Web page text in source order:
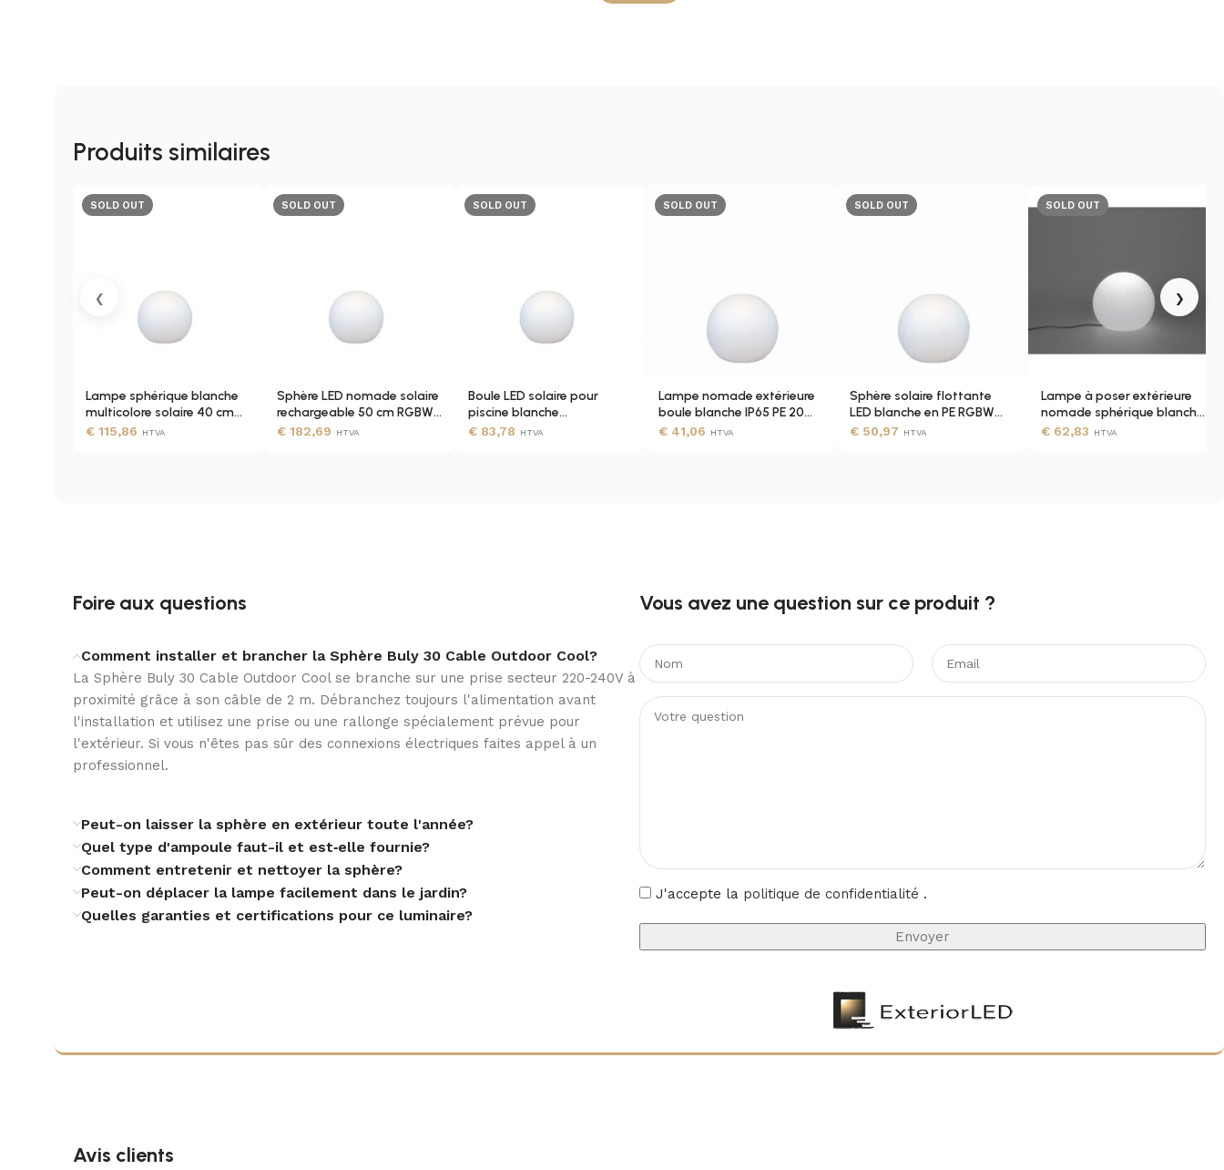
SÉRIE DE PRODUITS
COULEUR Blanc
Produits similaires
SOLD OUT
Lampe sphérique blanche
multicolore solaire 40 cm
flottante
€ 115,86 HTVA
SOLD OUT
Sphère LED nomade solaire
rechargeable 50 cm RGBW
blanche IP65
€182,69 HTVA
SOLD OUT
Boule LED solaire pour
piscine blanche
rechargeable RGBW IP68
€83,78 HTVA
SOLD OUT
Lampe nomade extérieure
boule blanche IP65 PE 20
cm câble 2m E27
€ 41,06 HTVA
SOLD OUT
Sphère solaire flottante
LED blanche en PE RGBW
rechargeable IP68
€ 50,97 HTVA
SOLD OUT
Lampe à poser extérieure
nomade sphérique blanche
40 cm IP65
€ 62,83 HTVA
‹ ›
Foire aux questions
Comment installer et brancher la Sphère Buly 30 Cable Outdoor Cool?
La Sphère Buly 30 Cable Outdoor Cool se branche sur une prise secteur 220-240V à
proximité grâce à son câble de 2 m. Débranchez toujours l'alimentation avant
l'installation et utilisez une prise ou une rallonge spécialement prévue pour
l'extérieur. Si vous n'êtes pas sûr des connexions électriques faites appel à un
professionnel.
Peut-on laisser la sphère en extérieur toute l'année?
Quel type d'ampoule faut-il et est‑elle fournie?
Comment entretenir et nettoyer la sphère?
Peut-on déplacer la lampe facilement dans le jardin?
Quelles garanties et certifications pour ce luminaire?
Vous avez une question sur ce produit ?​
J'accepte la politique de confidentialité .
Avis clients